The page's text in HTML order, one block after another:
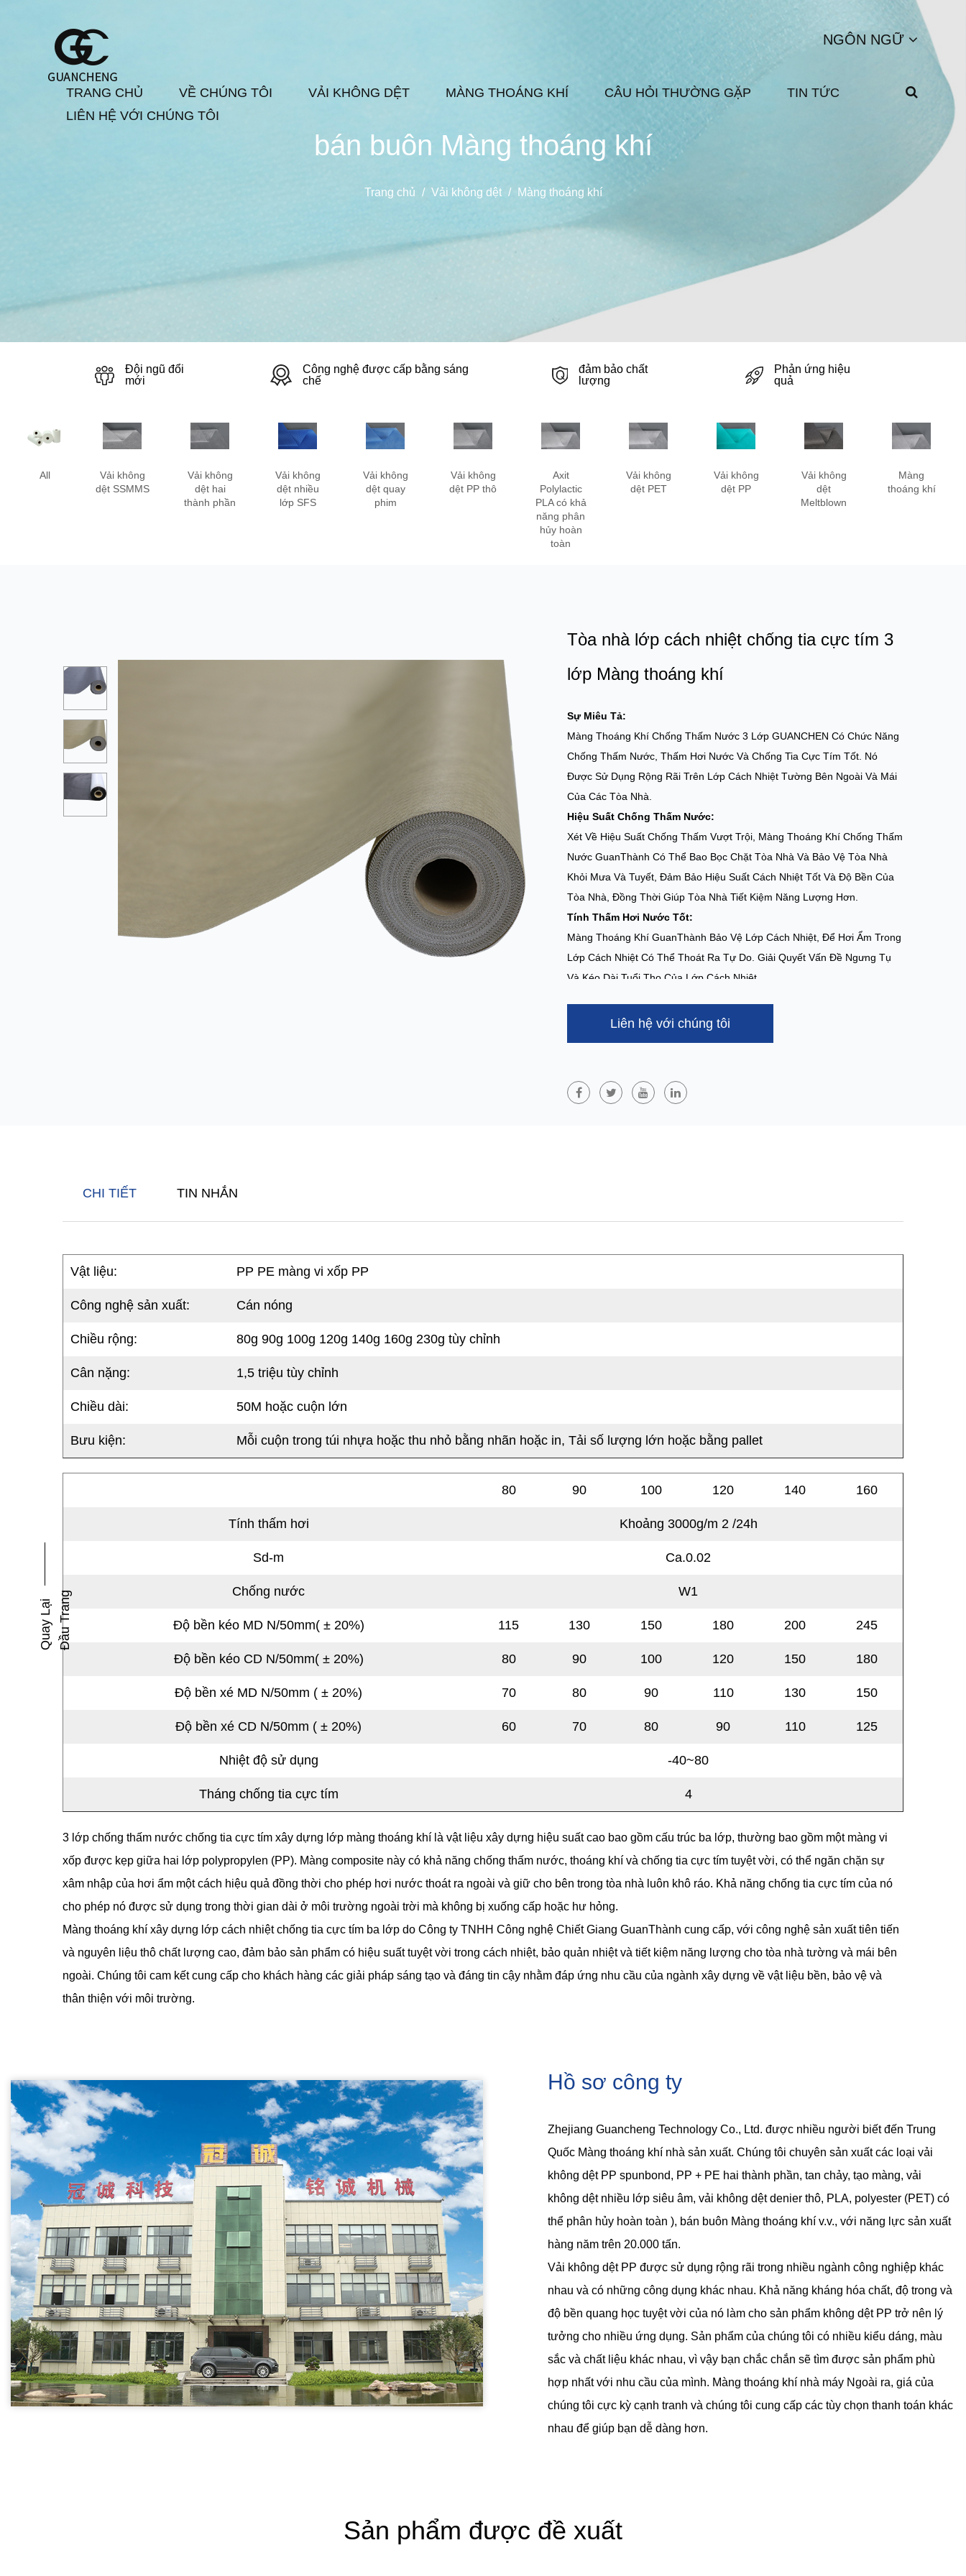
NGÔN NGỮ
TRANG CHỦ VỀ CHÚNG TÔI VẢI KHÔNG DỆT MÀNG THOÁNG KHÍ CÂU HỎI THƯỜNG GẶP
TIN TỨC
LIÊN HỆ VỚI CHÚNG TÔI
bán buôn Màng thoáng khí
Trang chủ / Vải không dệt / Màng thoáng khí
Đội ngũ đổi
mới
Công nghệ được cấp bằng sáng
chế
đảm bảo chất
lượng
Phản ứng hiệu
quả
All
Vải không
dệt SSMMS
Vải không
dệt hai
thành phần
Vải không
dệt nhiều
lớp SFS
Vải không
dệt quay
phim
Vải không
dệt PP thô
Axit
Polylactic
PLA có khả
năng phân
hủy hoàn
toàn
Vải không
dệt PET
Vải không
dệt PP
Vải không
dệt
Meltblown
Màng
thoáng khí
Tòa nhà lớp cách nhiệt chống tia cực tím 3
lớp Màng thoáng khí
Sự Miêu Tả:
Màng Thoáng Khí Chống Thấm Nước 3 Lớp GUANCHEN Có Chức Năng
Chống Thấm Nước, Thấm Hơi Nước Và Chống Tia Cực Tím Tốt. Nó
Được Sử Dụng Rộng Rãi Trên Lớp Cách Nhiệt Tường Bên Ngoài Và Mái
Của Các Tòa Nhà.
Hiệu Suất Chống Thấm Nước:
Xét Về Hiệu Suất Chống Thấm Vượt Trội, Màng Thoáng Khí Chống Thấm
Nước GuanThành Có Thể Bao Bọc Chặt Tòa Nhà Và Bảo Vệ Tòa Nhà
Khỏi Mưa Và Tuyết, Đảm Bảo Hiệu Suất Cách Nhiệt Tốt Và Độ Bền Của
Tòa Nhà, Đồng Thời Giúp Tòa Nhà Tiết Kiệm Năng Lượng Hơn.
Tính Thấm Hơi Nước Tốt:
Màng Thoáng Khí GuanThành Bảo Vệ Lớp Cách Nhiệt, Để Hơi Ẩm Trong
Lớp Cách Nhiệt Có Thể Thoát Ra Tự Do. Giải Quyết Vấn Đề Ngưng Tụ
Và Kéo Dài Tuổi Thọ Của Lớp Cách Nhiệt.
Màng Thoáng Khí Guan Cheng Có Khả Năng Chống Tia Cực Tím Tuyệt
Thời Gian Thi Công.
Để Bảo Vệ Hiệu Quả Cách Nhiệt Theo Chủ Đề Của Tòa Nhà Và Làm Cho
Liên hệ với chúng tôi
CHI TIẾT TIN NHẮN
Vật liệu: PP PE màng vi xốp PP
Công nghệ sản xuất: Cán nóng
Chiều rộng: 80g 90g 100g 120g 140g 160g 230g tùy chỉnh
Cân nặng: 1,5 triệu tùy chỉnh
Chiều dài: 50M hoặc cuộn lớn
Bưu kiện: Mỗi cuộn trong túi nhựa hoặc thu nhỏ bằng nhãn hoặc in, Tải số lượng lớn hoặc bằng pallet
80 90 100 120 140 160
Tính thấm hơi Khoảng 3000g/m 2 /24h
Sd-m Ca.0.02
Chống nước W1
Độ bền kéo MD N/50mm( ± 20%) 115 130 150 180 200 245
Độ bền kéo CD N/50mm( ± 20%) 80 90 100 120 150 180
Độ bền xé MD N/50mm ( ± 20%) 70 80 90 110 130 150
Độ bền xé CD N/50mm ( ± 20%) 60 70 80 90 110 125
Nhiệt độ sử dụng -40~80
Tháng chống tia cực tím 4
3 lớp chống thấm nước chống tia cực tím xây dựng lớp màng thoáng khí là vật liệu xây dựng hiệu suất cao bao gồm cấu trúc ba lớp, thường bao gồm một màng vi
xốp được kẹp giữa hai lớp polypropylen (PP). Màng composite này có khả năng chống thấm nước, thoáng khí và chống tia cực tím tuyệt vời, có thể ngăn chặn sự
xâm nhập của hơi ẩm một cách hiệu quả đồng thời cho phép hơi nước thoát ra ngoài và giữ cho bên trong tòa nhà luôn khô ráo. Khả năng chống tia cực tím của nó
cho phép nó được sử dụng trong thời gian dài ở môi trường ngoài trời mà không bị xuống cấp hoặc hư hỏng.
Màng thoáng khí xây dựng lớp cách nhiệt chống tia cực tím ba lớp do Công ty TNHH Công nghệ Chiết Giang GuanThành cung cấp, với công nghệ sản xuất tiên tiến
và nguyên liệu thô chất lượng cao, đảm bảo sản phẩm có hiệu suất tuyệt vời trong cách nhiệt, bảo quản nhiệt và tiết kiệm năng lượng cho tòa nhà tường và mái bên
ngoài. Chúng tôi cam kết cung cấp cho khách hàng các giải pháp sáng tạo và đáng tin cậy nhằm đáp ứng nhu cầu của ngành xây dựng về vật liệu bền, bảo vệ và
thân thiện với môi trường.
Hồ sơ công ty
Zhejiang Guancheng Technology Co., Ltd. được nhiều người biết đến Trung
Quốc Màng thoáng khí nhà sản xuất. Chúng tôi chuyên sản xuất các loại vải
không dệt PP spunbond, PP + PE hai thành phần, tan chảy, tạo màng, vải
không dệt nhiều lớp siêu âm, vải không dệt denier thô, PLA, polyester (PET) có
thể phân hủy hoàn toàn ), bán buôn Màng thoáng khí v.v., với năng lực sản xuất
hàng năm trên 20.000 tấn.
Vải không dệt PP được sử dụng rộng rãi trong nhiều ngành công nghiệp khác
nhau và có những công dụng khác nhau. Khả năng kháng hóa chất, độ trong và
độ bền quang học tuyệt vời của nó làm cho sản phẩm không dệt PP trở nên lý
tưởng cho nhiều ứng dụng. Sản phẩm của chúng tôi có nhiều kiểu dáng, màu
sắc và chất liệu khác nhau, vì vậy bạn chắc chắn sẽ tìm được sản phẩm phù
hợp nhất với nhu cầu của mình. Màng thoáng khí nhà máy Ngoài ra, giá của
chúng tôi cực kỳ cạnh tranh và chúng tôi cung cấp các tùy chọn thanh toán khác
nhau để giúp bạn dễ dàng hơn.
Sản phẩm được đề xuất
Q
U
A
Y
L
Ạ
I
Đ
Ầ
U
T
R
A
NG